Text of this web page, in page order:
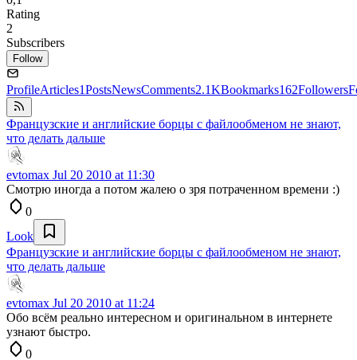
Rating
2
Subscribers
Follow
ProfileArticles1PostsNewsComments2.1KBookmarks162Followers
Французские и английские борцы с файлообменом не знают,
что делать дальше
evtomax Jul 20 2010 at 11:30
Смотрю иногда а потом жалею о зря потраченном времени :)
0
Look
Французские и английские борцы с файлообменом не знают,
что делать дальше
evtomax Jul 20 2010 at 11:24
Обо всём реально интересном и оригинальном в интернете
узнают быстро.
0